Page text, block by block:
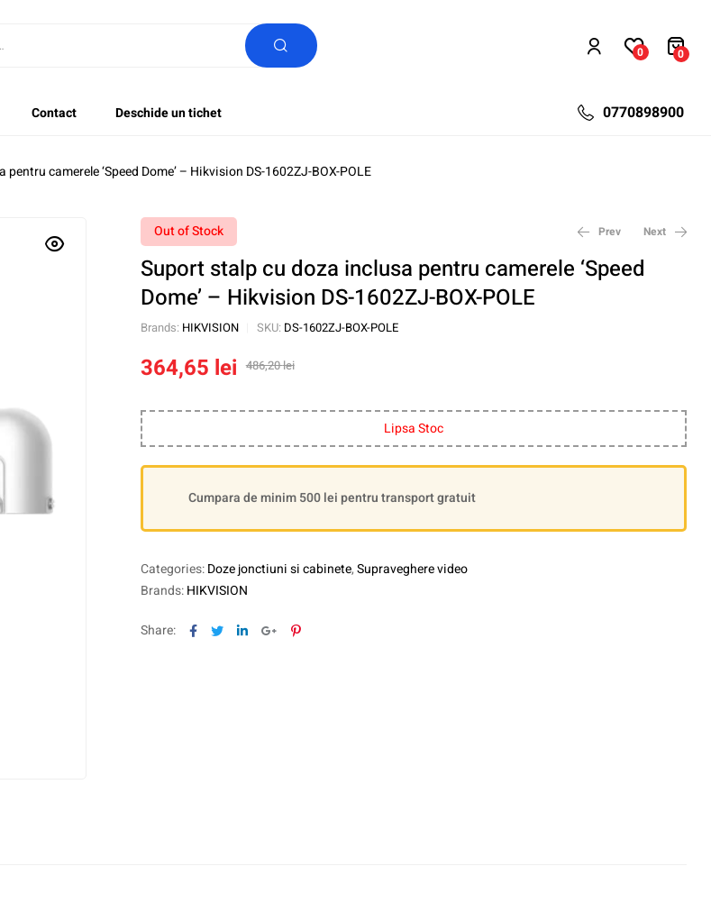
0 0
Contact Deschide un tichet 0770898900
camerele ‘Speed Dome’ – Hikvision DS-1602ZJ-BOX-POLE
Out of Stock Prev Next
Suport stalp cu doza inclusa pentru camerele ‘Speed
Dome’ – Hikvision DS-1602ZJ-BOX-POLE
Brands: HIKVISION SKU: DS-1602ZJ-BOX-POLE
486,20lei
364,65 lei
Lipsa Stoc
Cumpara de minim 500 lei pentru transport gratuit
Categories:Doze jonctiuni si cabinete,Supraveghere video
Brands:HIKVISION
Share: Facebook
TwitterLinkedinGoogle+Pinterest